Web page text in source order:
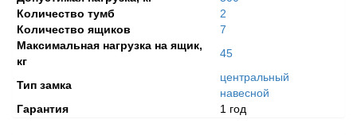
Количество тумб
2
Количество ящиков
7
Максимальная нагрузка на ящик,
кг
45
Тип замка
центральный
навесной
Гарантия
1 год